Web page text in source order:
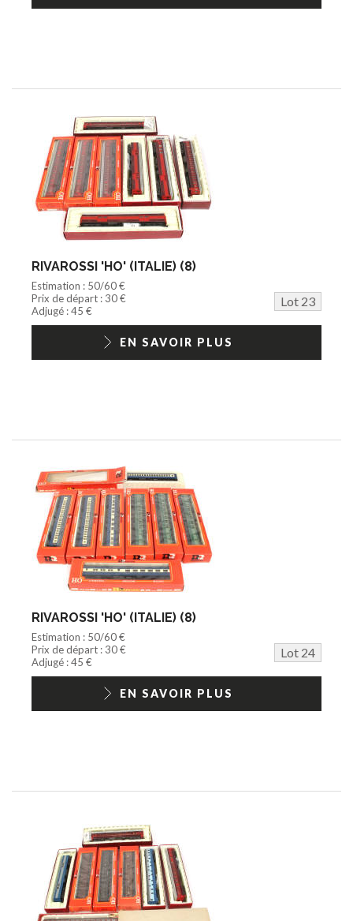
RIVAROSSI 'HO' (ITALIE) (8)
Estimation : 50/60 €
Prix de départ : 30 €
Lot 23
Adjugé : 45 €
EN SAVOIR PLUS
RIVAROSSI 'HO' (ITALIE) (8)
Estimation : 50/60 €
Prix de départ : 30 €
Lot 24
Adjugé : 45 €
EN SAVOIR PLUS